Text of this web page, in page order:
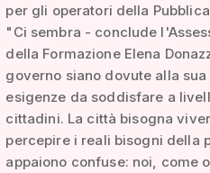
per gli operatori della
"Ci sembra - conclude
della Formazione Elena
governo siano dovute alla
esigenze da soddisfare a
cittadini. La città bisogna
percepire i reali bisogni della
appaiono confuse: noi, come